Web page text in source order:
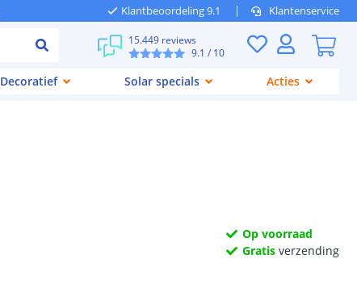
Klantbeoordeling 9.1 Klantenservice
15.449 reviews
9.1 / 10
Decoratief Solar specials Acties
Op voorraad
Gratis verzending